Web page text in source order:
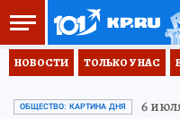
НОВОСТИ ТОЛЬКО У НАС
ОБЩЕСТВО: КАРТИНА ДНЯ 6